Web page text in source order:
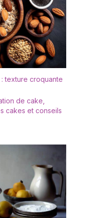
texture croquante
de cake
cakes et conseils